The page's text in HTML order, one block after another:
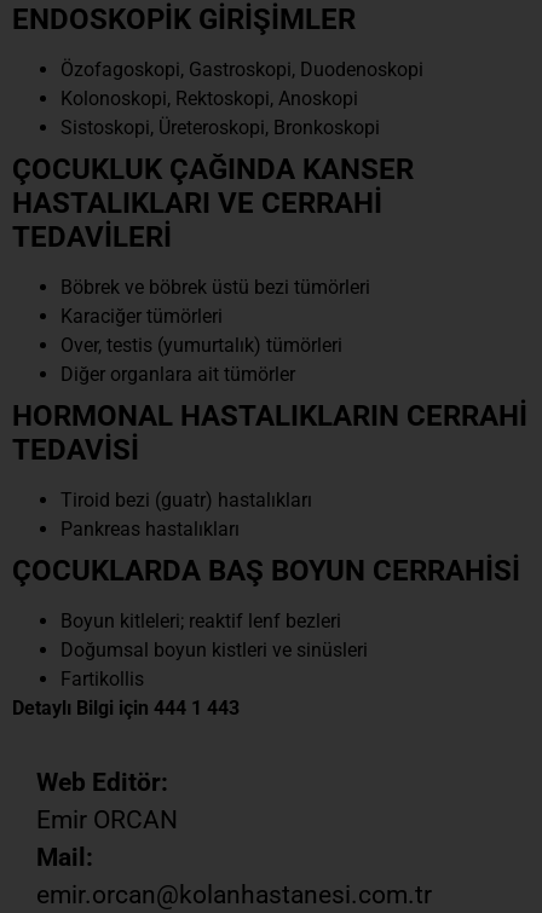
ENDOSKOPİK GİRİŞİMLER
Özofagoskopi, Gastroskopi, Duodenoskopi
Kolonoskopi, Rektoskopi, Anoskopi
Sistoskopi, Üreteroskopi, Bronkoskopi
ÇOCUKLUK ÇAĞINDA KANSER
HASTALIKLARI VE CERRAHİ
TEDAVİLERİ
Böbrek ve böbrek üstü bezi tümörleri
Karaciğer tümörleri
Over, testis (yumurtalık) tümörleri
Diğer organlara ait tümörler
HORMONAL HASTALIKLARIN CERRAHİ
TEDAVİSİ
Tiroid bezi (guatr) hastalıkları
Pankreas hastalıkları
ÇOCUKLARDA BAŞ BOYUN CERRAHİSİ
Boyun kitleleri; reaktif lenf bezleri
Doğumsal boyun kistleri ve sinüsleri
Fartikollis
Detaylı Bilgi için 444 1 443
Web Editör:
Emir ORCAN
Mail:
emir.orcan@kolanhastanesi.com.tr